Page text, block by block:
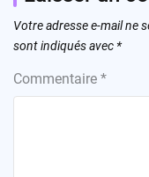
Votre adresse e-mail ne
sont indiqués avec *
Commentaire *